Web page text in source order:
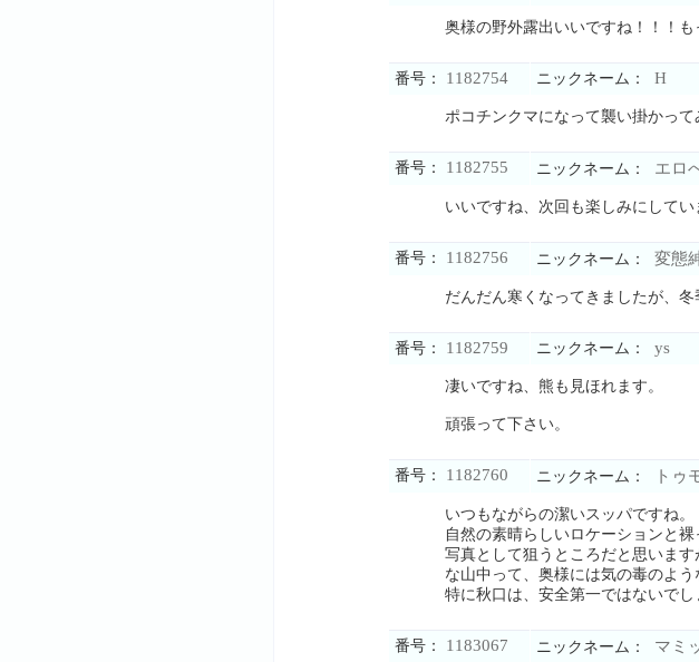
奥様の野外露出いいですね！！！も
番号： 1182754 ニックネーム： H
ポコチンクマになって襲い掛かって
番号： 1182755 ニックネーム： エロ
いいですね、次回も楽しみにしてい
番号： 1182756 ニックネーム： 変態
だんだん寒くなってきましたが、
番号： 1182759 ニックネーム： ys
凄いですね、熊も見ほれます。
頑張って下さい。
番号： 1182760 ニックネーム： トゥ
いつもながらの潔いスッパですね。
自然の素晴らしいロケーションと裸
写真として狙うところだと思います
な山中って、奥様には気の毒のよう
特に秋口は、安全第一ではないでし
番号： 1183067 ニックネーム： マミ